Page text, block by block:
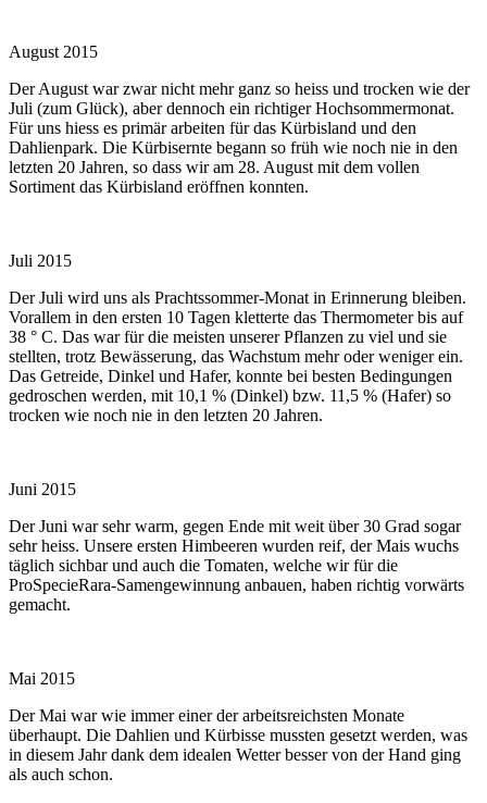
August 2015
Der August war zwar nicht mehr ganz so heiss und trocken wie der
Juli (zum Glück), aber dennoch ein richtiger Hochsommermonat.
Für uns hiess es primär arbeiten für das Kürbisland und den
Dahlienpark. Die Kürbisernte begann so früh wie noch nie in den
letzten 20 Jahren, so dass wir am 28. August mit dem vollen
Sortiment das Kürbisland eröffnen konnten.
Juli 2015
Der Juli wird uns als Prachtssommer-Monat in Erinnerung bleiben.
Vorallem in den ersten 10 Tagen kletterte das Thermometer bis auf
38 ° C. Das war für die meisten unserer Pflanzen zu viel und sie
stellten, trotz Bewässerung, das Wachstum mehr oder weniger ein.
Das Getreide, Dinkel und Hafer, konnte bei besten Bedingungen
gedroschen werden, mit 10,1 % (Dinkel) bzw. 11,5 % (Hafer) so
trocken wie noch nie in den letzten 20 Jahren.
Juni 2015
Der Juni war sehr warm, gegen Ende mit weit über 30 Grad sogar
sehr heiss. Unsere ersten Himbeeren wurden reif, der Mais wuchs
täglich sichbar und auch die Tomaten, welche wir für die
ProSpecieRara-Samengewinnung anbauen, haben richtig vorwärts
gemacht.
Mai 2015
Der Mai war wie immer einer der arbeitsreichsten Monate
überhaupt. Die Dahlien und Kürbisse mussten gesetzt werden, was
in diesem Jahr dank dem idealen Wetter besser von der Hand ging
als auch schon.